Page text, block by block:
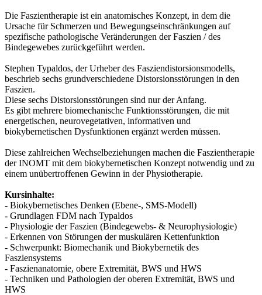
Die Faszientherapie ist ein anatomisches Konzept, in dem die
Ursache für Schmerzen und Bewegungseinschränkungen auf
spezifische pathologische Veränderungen der Faszien / des
Bindegewebes zurückgeführt werden.
Stephen Typaldos, der Urheber des Fasziendistorsionsmodells,
beschrieb sechs grundverschiedene Distorsionsstörungen in den
Faszien.
Diese sechs Distorsionsstörungen sind nur der Anfang.
Es gibt mehrere biomechanische Funktionsstörungen, die mit
energetischen, neurovegetativen, informativen und
biokybernetischen Dysfunktionen ergänzt werden müssen.
Diese zahlreichen Wechselbeziehungen machen die Faszientherapie
der INOMT mit dem biokybernetischen Konzept notwendig und zu
einem unübertroffenen Gewinn in der Physiotherapie.
Kursinhalte:
- Biokybernetisches Denken (Ebene-, SMS-Modell)
- Grundlagen FDM nach Typaldos
- Physiologie der Faszien (Bindegewebs- & Neurophysiologie)
- Erkennen von Störungen der muskulären Kettenfunktion
- Schwerpunkt: Biomechanik und Biokybernetik des
Fasziensystems
- Faszienanatomie, obere Extremität, BWS und HWS
- Techniken und Pathologien der oberen Extremität, BWS und
HWS